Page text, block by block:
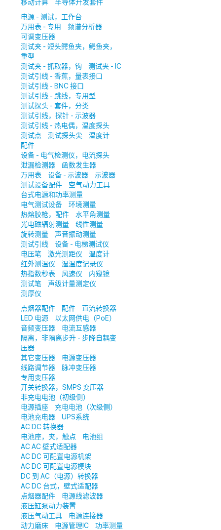
移动计算
半导体开发套件
电源 - 测试，工作台
万用表 - 专用
频谱分析器
可调变压器
测试夹 - 短头鳄鱼夹，鳄鱼夹，
重型
测试夹 - 抓取器，钩
测试夹 - IC
测试引线 - 香蕉，量表接口
测试引线 - BNC 接口
测试引线 - 跳线，专用型
测试探头 - 套件，分类
测试引线，探针 - 示波器
测试引线 - 热电偶，温度探头
测试点
测试探头尖
温度计
配件
设备 - 电气检测仪，电流探头
泄漏检测器
函数发生器
万用表
设备 - 示波器
示波器
测试设备配件
空气动力工具
台式电源和功率测量
电气测试设备
环境测量
热熔胶枪，配件
水平角测量
光电磁辐射测量
线性测量
旋转测量
声音振动测量
测试引线
设备 - 电梯测试仪
电压笔
激光测距仪
温度计
红外测温仪
湿温度记录仪
热指数秒表
风速仪
内窥镜
测试笔
声级计量测定仪
测厚仪
点烟器配件
配件
直流转换器
LED 电源
以太网供电（PoE）
音频变压器
电流互感器
隔离，非隔离步升 - 步降自耦变
压器
其它变压器
电源变压器
线路调节器
脉冲变压器
专用变压器
开关转换器，SMPS 变压器
非充电电池（初级侧）
电源插座
充电电池（次级侧）
电池充电器
UPS系统
AC DC 转换器
电池座，夹，触点
电池组
AC AC 壁式适配器
AC DC 可配置电源机架
AC DC 可配置电源模块
DC 到 AC（电源）转换器
AC DC 台式，壁式适配器
点烟器配件
电源线滤波器
液压缸泵动力装置
液压气动工具
电源连接器
动力磨床
电源管理IC
功率测量